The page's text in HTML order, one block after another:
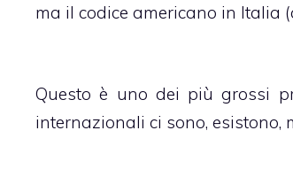
ma il codice americano in Italia
Questo è uno dei più grossi
internazionali ci sono, esistono,